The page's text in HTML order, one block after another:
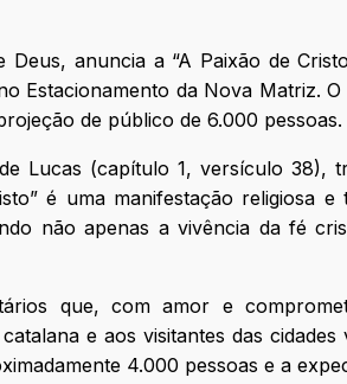
anuncia a “A Paixão de
Estacionamento da Nova Matriz.
de público de 6.000 pessoas.
Lucas (capítulo 1, versículo 38),
é uma manifestação religiosa e
não apenas a vivência da fé
que, com amor e
e aos visitantes das cidades
4.000 pessoas e a